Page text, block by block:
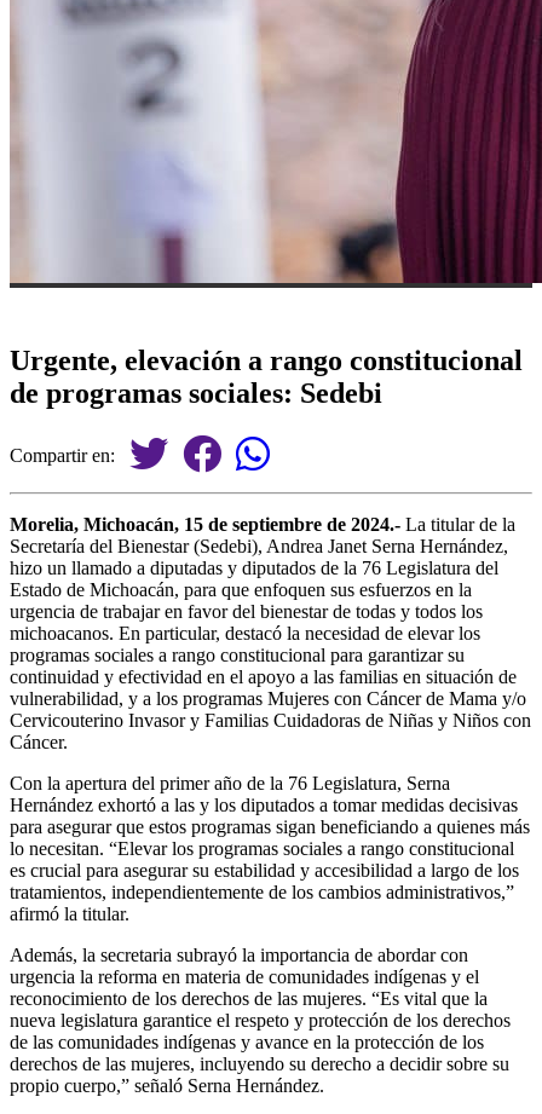
Urgente, elevación a rango constitucional
de programas sociales: Sedebi
Compartir en:
Morelia, Michoacán, 15 de septiembre de 2024.- La titular de la
Secretaría del Bienestar (Sedebi), Andrea Janet Serna Hernández,
hizo un llamado a diputadas y diputados de la 76 Legislatura del
Estado de Michoacán, para que enfoquen sus esfuerzos en la
urgencia de trabajar en favor del bienestar de todas y todos los
michoacanos. En particular, destacó la necesidad de elevar los
programas sociales a rango constitucional para garantizar su
continuidad y efectividad en el apoyo a las familias en situación de
vulnerabilidad, y a los programas Mujeres con Cáncer de Mama y/o
Cervicouterino Invasor y Familias Cuidadoras de Niñas y Niños con
Cáncer.
Con la apertura del primer año de la 76 Legislatura, Serna
Hernández exhortó a las y los diputados a tomar medidas decisivas
para asegurar que estos programas sigan beneficiando a quienes más
lo necesitan. “Elevar los programas sociales a rango constitucional
es crucial para asegurar su estabilidad y accesibilidad a largo de los
tratamientos, independientemente de los cambios administrativos,”
afirmó la titular.
Además, la secretaria subrayó la importancia de abordar con
urgencia la reforma en materia de comunidades indígenas y el
reconocimiento de los derechos de las mujeres. “Es vital que la
nueva legislatura garantice el respeto y protección de los derechos
de las comunidades indígenas y avance en la protección de los
derechos de las mujeres, incluyendo su derecho a decidir sobre su
propio cuerpo,” señaló Serna Hernández.